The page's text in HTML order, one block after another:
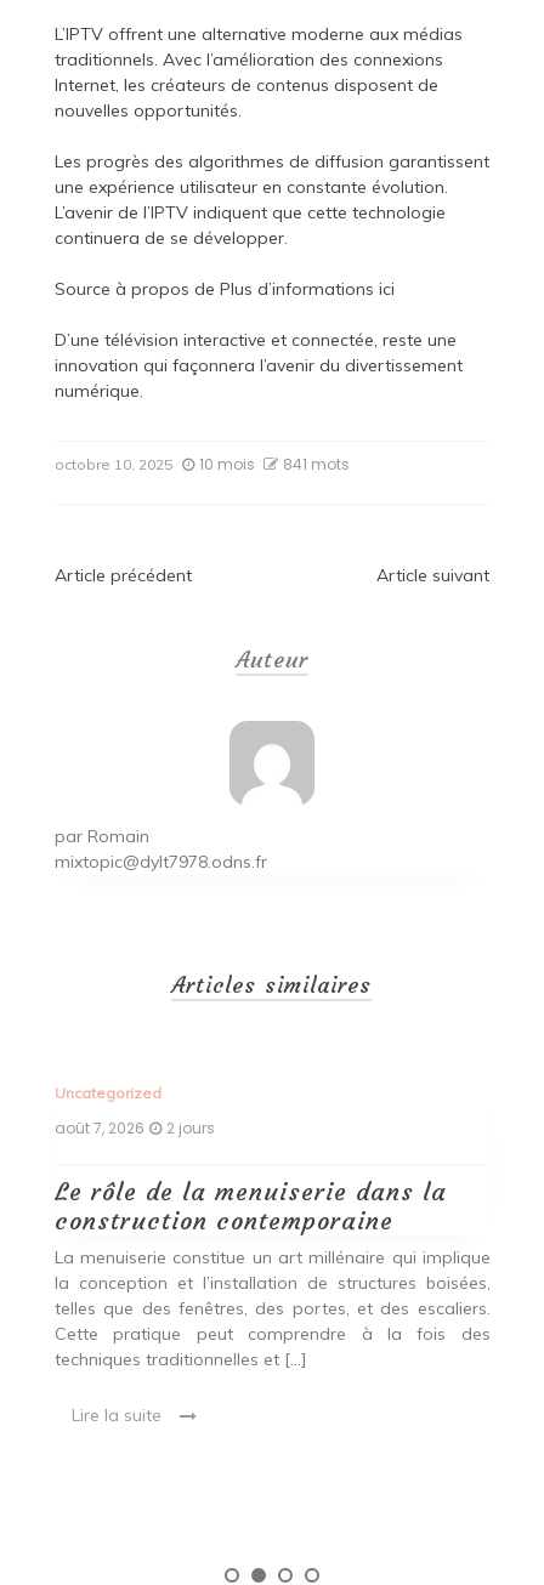
L’IPTV offrent une alternative moderne aux médias
traditionnels. Avec l’amélioration des connexions
Internet, les créateurs de contenus disposent de
nouvelles opportunités.
Les progrès des algorithmes de diffusion garantissent
une expérience utilisateur en constante évolution.
L’avenir de l’IPTV indiquent que cette technologie
continuera de se développer.
Source à propos de Plus d’informations ici
D’une télévision interactive et connectée, reste une
innovation qui façonnera l’avenir du divertissement
numérique.
octobre 10, 2025 10 mois 841 mots
Navigation
Article précédent Article suivant
Auteur
par Romain
mixtopic@dylt7978.odns.fr
Articles similaires
Uncategorized
août 7, 2026 2 jours
Le rôle de la menuiserie dans la
construction contemporaine
La menuiserie constitue un art millénaire qui implique
la conception et l’installation de structures boisées,
telles que des fenêtres, des portes, et des escaliers.
Cette pratique peut comprendre à la fois des
techniques traditionnelles et […]
Lire la suite